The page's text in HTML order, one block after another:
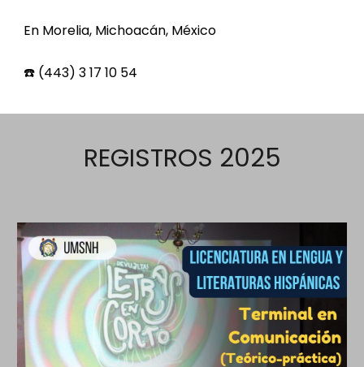
En Morelia, Michoacán, México
☎️ (443) 3 17 10 54
REGISTROS 2025